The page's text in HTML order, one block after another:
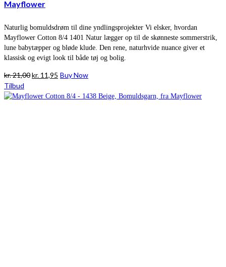
Mayflower
Naturlig bomuldsdrøm til dine yndlingsprojekter Vi elsker, hvordan
Mayflower Cotton 8/4 1401 Natur lægger op til de skønneste sommerstrik,
lune babytæpper og bløde klude. Den rene, naturhvide nuance giver et
klassisk og evigt look til både tøj og bolig.
kr.21,00Den
pris
kr. 11,95 Den
pris
Buy Now
Tilbud